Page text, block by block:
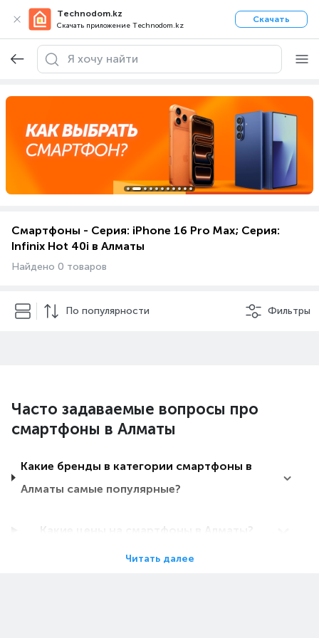
Technodom.kz
Скачать приложение Technodom.kz
Скачать
Смартфоны - Серия: iPhone 16 Pro Max; Серия:
Infinix Hot 40i в Алматы
Найдено 0 товаров
По популярности Фильтры
Часто задаваемые вопросы про
смартфоны в Алматы
Какие бренды в категории смартфоны в
Алматы самые популярные?
Какие цены на смартфоны в Алматы?
Читать далее